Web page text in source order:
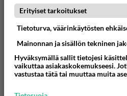
Erityiset tarkoitukset
Tietoturva, väärinkäytösten
Mainonnan ja sisällön tekninen
Hyväksymällä sallit tietojesi
vaikuttaa asiakaskokemukseesi.
vastustaa tätä tai muuttaa muita